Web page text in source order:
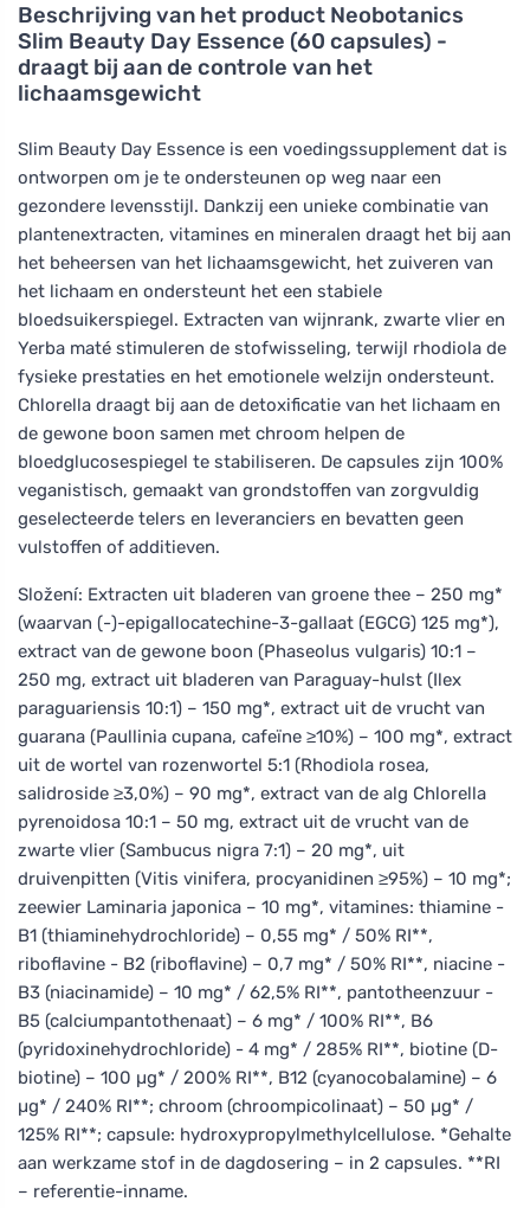
Beschrijving van het product Neobotanics
Slim Beauty Day Essence (60 capsules) -
draagt bij aan de controle van het
lichaamsgewicht
Slim Beauty Day Essence is een voedingssupplement dat is
ontworpen om je te ondersteunen op weg naar een
gezondere levensstijl. Dankzij een unieke combinatie van
plantenextracten, vitamines en mineralen draagt het bij aan
het beheersen van het lichaamsgewicht, het zuiveren van
het lichaam en ondersteunt het een stabiele
bloedsuikerspiegel. Extracten van wijnrank, zwarte vlier en
Yerba maté stimuleren de stofwisseling, terwijl rhodiola de
fysieke prestaties en het emotionele welzijn ondersteunt.
Chlorella draagt bij aan de detoxificatie van het lichaam en
de gewone boon samen met chroom helpen de
bloedglucosespiegel te stabiliseren. De capsules zijn 100%
veganistisch, gemaakt van grondstoffen van zorgvuldig
geselecteerde telers en leveranciers en bevatten geen
vulstoffen of additieven.
Složení: Extracten uit bladeren van groene thee – 250 mg*
(waarvan (-)-epigallocatechine-3-gallaat (EGCG) 125 mg*),
extract van de gewone boon (Phaseolus vulgaris) 10:1 –
250 mg, extract uit bladeren van Paraguay-hulst (Ilex
paraguariensis 10:1) – 150 mg*, extract uit de vrucht van
guarana (Paullinia cupana, cafeïne ≥10%) – 100 mg*, extract
uit de wortel van rozenwortel 5:1 (Rhodiola rosea,
salidroside ≥3,0%) – 90 mg*, extract van de alg Chlorella
pyrenoidosa 10:1 – 50 mg, extract uit de vrucht van de
zwarte vlier (Sambucus nigra 7:1) – 20 mg*, uit
druivenpitten (Vitis vinifera, procyanidinen ≥95%) – 10 mg*;
zeewier Laminaria japonica – 10 mg*, vitamines: thiamine -
B1 (thiaminehydrochloride) – 0,55 mg* / 50% RI**,
riboflavine - B2 (riboflavine) – 0,7 mg* / 50% RI**, niacine -
B3 (niacinamide) – 10 mg* / 62,5% RI**, pantotheenzuur -
B5 (calciumpantothenaat) – 6 mg* / 100% RI**, B6
(pyridoxinehydrochloride) - 4 mg* / 285% RI**, biotine (D-
biotine) – 100 µg* / 200% RI**, B12 (cyanocobalamine) – 6
µg* / 240% RI**; chroom (chroompicolinaat) – 50 µg* /
125% RI**; capsule: hydroxypropylmethylcellulose. *Gehalte
aan werkzame stof in de dagdosering – in 2 capsules. **RI
– referentie-inname.